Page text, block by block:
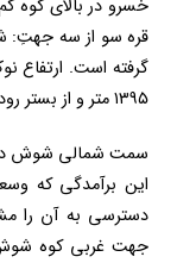
خسرو در بالای کوه
قره سو از سه جهتِ:
گرفته است. ارتفاع
۱۳۹۵ متر و از بستر رود قر هسو در پای کوه ۱۳۵ متر است.
سمت شمالی شوش
این برآمدگی که
دسترسی به آن را
جهت غربی کوه شوش